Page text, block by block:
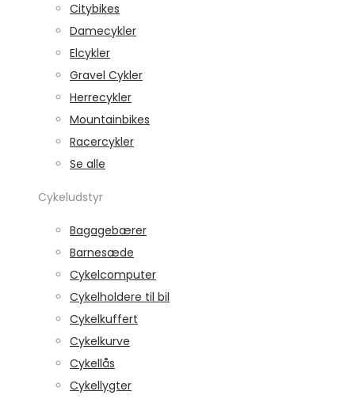
Citybikes
Damecykler
Elcykler
Gravel Cykler
Herrecykler
Mountainbikes
Racercykler
Se alle
Cykeludstyr
Bagagebærer
Barnesæde
Cykelcomputer
Cykelholdere til bil
Cykelkuffert
Cykelkurve
Cykellås
Cykellygter